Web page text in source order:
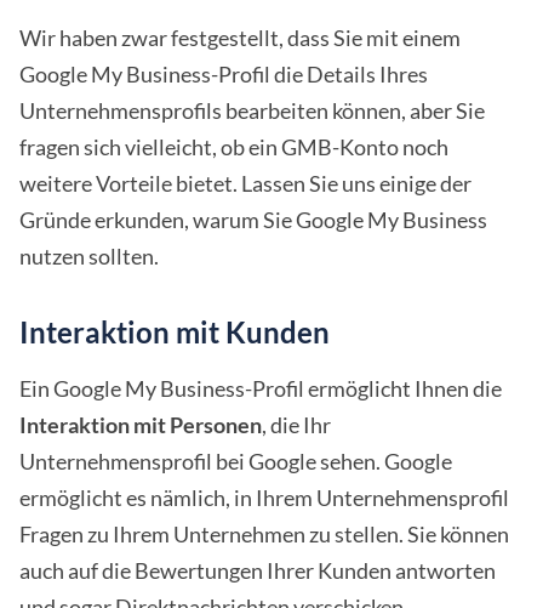
Wir haben zwar festgestellt, dass Sie mit einem
Google My Business-Profil die Details Ihres
Unternehmensprofils bearbeiten können, aber Sie
fragen sich vielleicht, ob ein GMB-Konto noch
weitere Vorteile bietet. Lassen Sie uns einige der
Gründe erkunden, warum Sie Google My Business
nutzen sollten.
Interaktion mit Kunden
Ein Google My Business-Profil ermöglicht Ihnen die
Interaktion mit Personen, die Ihr
Unternehmensprofil bei Google sehen. Google
ermöglicht es nämlich, in Ihrem Unternehmensprofil
Fragen zu Ihrem Unternehmen zu stellen. Sie können
auch auf die Bewertungen Ihrer Kunden antworten